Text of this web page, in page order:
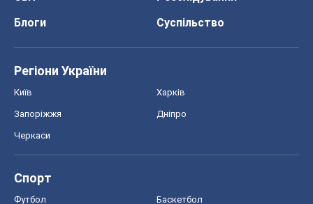
Блоги
Суспільство
Регіони України
Київ Харків
Запоріжжя Дніпро
Черкаси
Спорт
Футбол Баскетбол